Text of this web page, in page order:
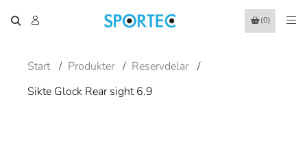
(0)
Start / Produkter / Reservdelar /
Sikte Glock Rear sight 6.9